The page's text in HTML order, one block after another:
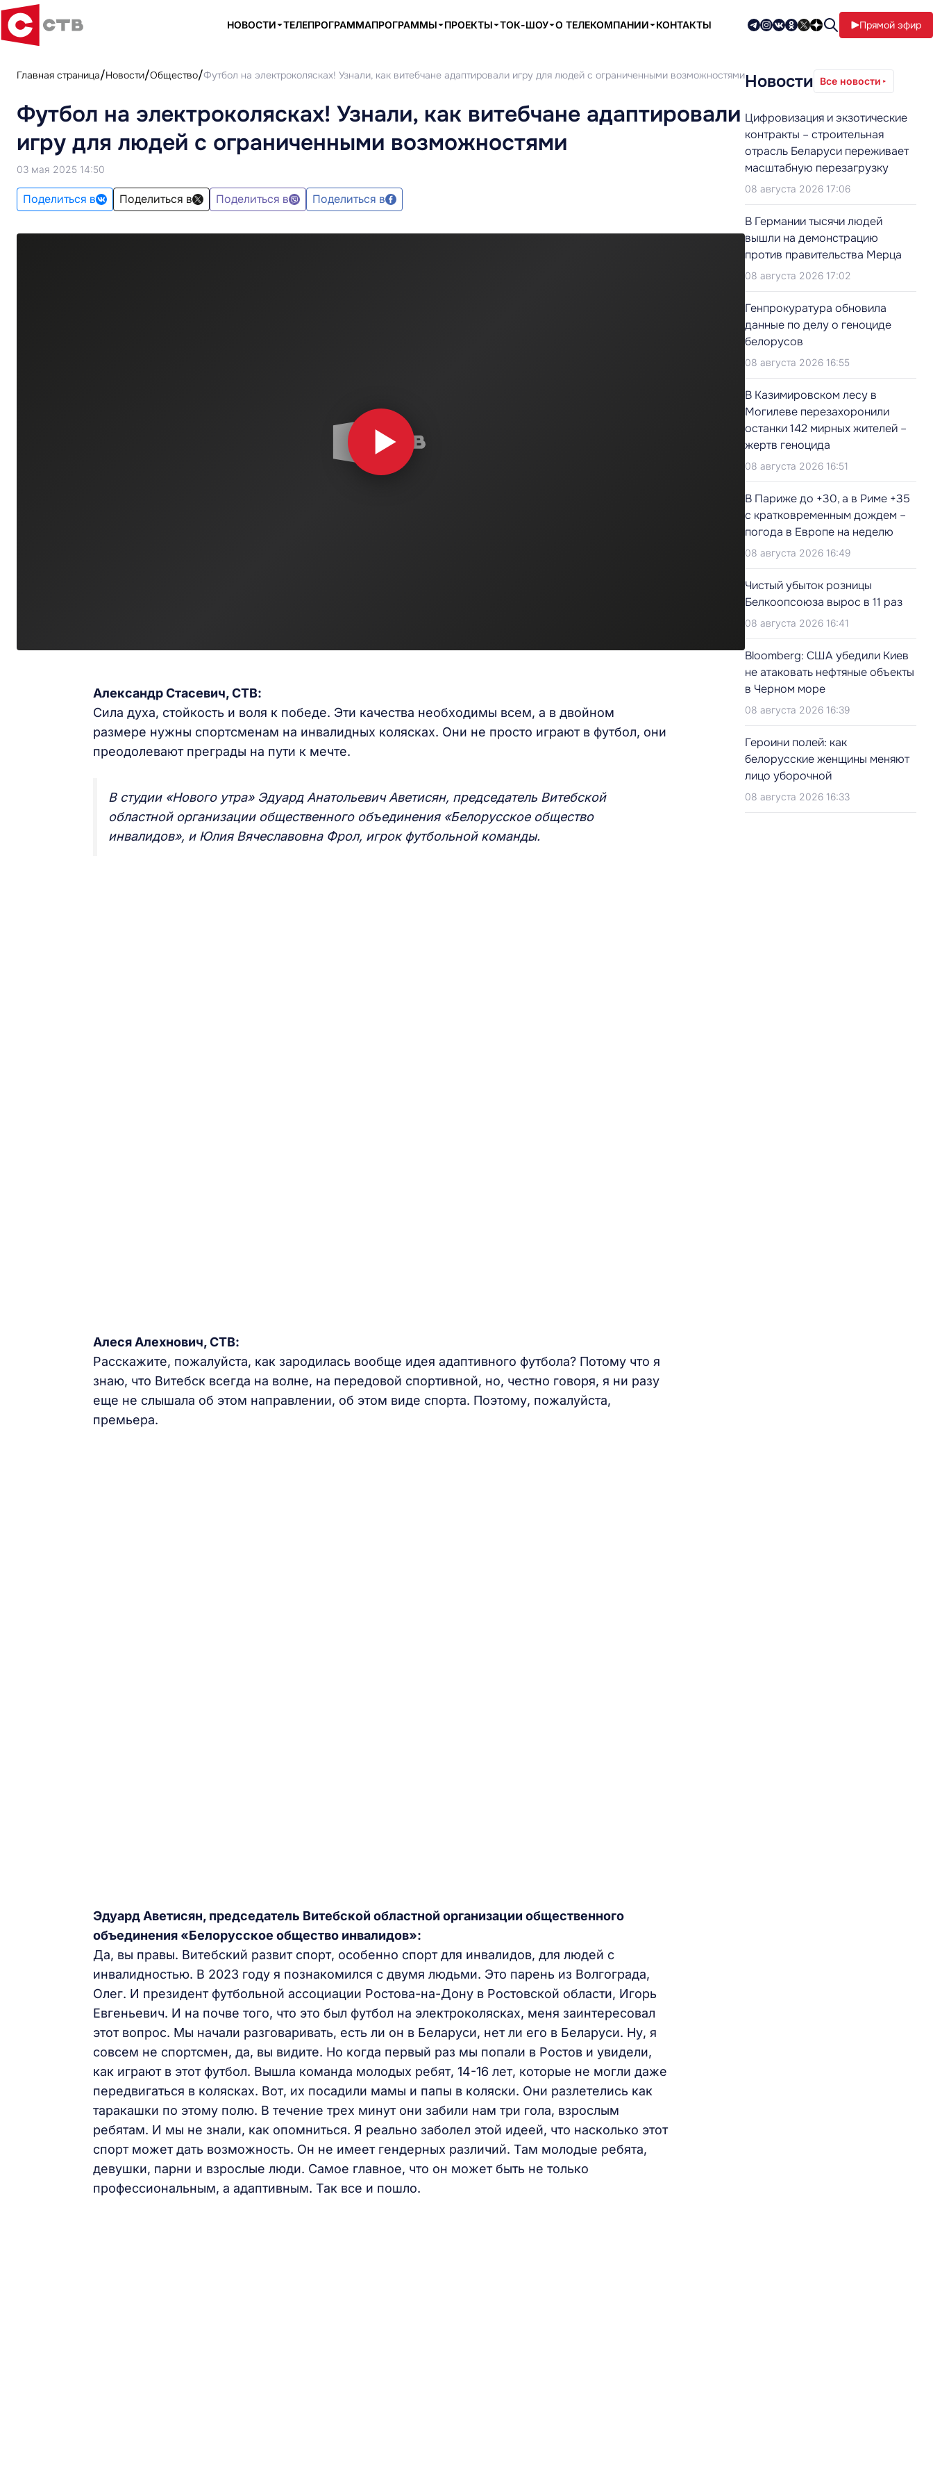
НОВОСТИ ТЕЛЕПРОГРАММАПРОГРАММЫ ПРОЕКТЫ ТОК-ШОУ О ТЕЛЕКОМПАНИИ КОНТАКТЫ Прямой эфир
Главная страница Новости Общество Футбол на электроколясках! Узнали, как витебчане адаптировали игру для людей с ограниченными возможностями
Футбол на электроколясках! Узнали, как витебчане адаптировали
игру для людей с ограниченными возможностями
03 мая 2025 14:50
Поделиться в Поделиться в Поделиться в Поделиться в
Александр Стасевич, СТВ:
Сила духа, стойкость и воля к победе. Эти качества необходимы всем, а в двойном
размере нужны спортсменам на инвалидных колясках. Они не просто играют в футбол, они
преодолевают преграды на пути к мечте.
В студии «Нового утра» Эдуард Анатольевич Аветисян, председатель Витебской
областной организации общественного объединения «Белорусское общество
инвалидов», и Юлия Вячеславовна Фрол, игрок футбольной команды.
Алеся Алехнович, СТВ:
Расскажите, пожалуйста, как зародилась вообще идея адаптивного футбола? Потому что я
знаю, что Витебск всегда на волне, на передовой спортивной, но, честно говоря, я ни разу
еще не слышала об этом направлении, об этом виде спорта. Поэтому, пожалуйста,
премьера.
Эдуард Аветисян, председатель Витебской областной организации общественного
объединения «Белорусское общество инвалидов»:
Да, вы правы. Витебский развит спорт, особенно спорт для инвалидов, для людей с
инвалидностью. В 2023 году я познакомился с двумя людьми. Это парень из Волгограда,
Олег. И президент футбольной ассоциации Ростова-на-Дону в Ростовской области, Игорь
Евгеньевич. И на почве того, что это был футбол на электроколясках, меня заинтересовал
этот вопрос. Мы начали разговаривать, есть ли он в Беларуси, нет ли его в Беларуси. Ну, я
совсем не спортсмен, да, вы видите. Но когда первый раз мы попали в Ростов и увидели,
как играют в этот футбол. Вышла команда молодых ребят, 14-16 лет, которые не могли даже
передвигаться в колясках. Вот, их посадили мамы и папы в коляски. Они разлетелись как
таракашки по этому полю. В течение трех минут они забили нам три гола, взрослым
ребятам. И мы не знали, как опомниться. Я реально заболел этой идеей, что насколько этот
спорт может дать возможность. Он не имеет гендерных различий. Там молодые ребята,
девушки, парни и взрослые люди. Самое главное, что он может быть не только
профессиональным, а адаптивным. Так все и пошло.
Новости Все новости
Цифровизация и экзотические
контракты – строительная
отрасль Беларуси переживает
масштабную перезагрузку
08 августа 2026 17:06
В Германии тысячи людей
вышли на демонстрацию
против правительства Мерца
08 августа 2026 17:02
Генпрокуратура обновила
данные по делу о геноциде
белорусов
08 августа 2026 16:55
В Казимировском лесу в
Могилеве перезахоронили
останки 142 мирных жителей –
жертв геноцида
08 августа 2026 16:51
В Париже до +30, а в Риме +35
с кратковременным дождем –
погода в Европе на неделю
08 августа 2026 16:49
Чистый убыток розницы
Белкоопсоюза вырос в 11 раз
08 августа 2026 16:41
Bloomberg: США убедили Киев
не атаковать нефтяные объекты
в Черном море
08 августа 2026 16:39
Героини полей: как
белорусские женщины меняют
лицо уборочной
08 августа 2026 16:33